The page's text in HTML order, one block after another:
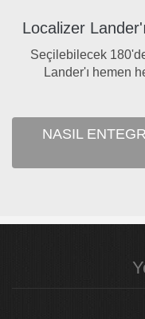
Localizer
Seçilebilecek
Lander'ı hemen
NASIL